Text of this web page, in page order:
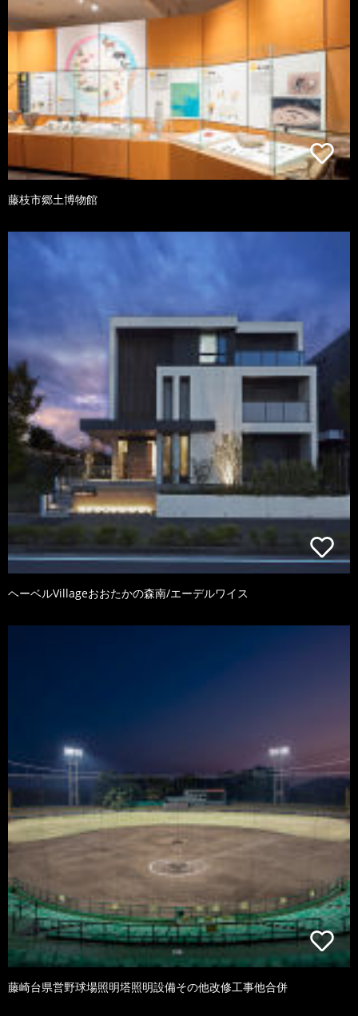
藤枝市郷土博物館
ヘーベルVillageおおたかの森南/エーデルワイス
藤崎台県営野球場照明塔照明設備その他改修工事他合併